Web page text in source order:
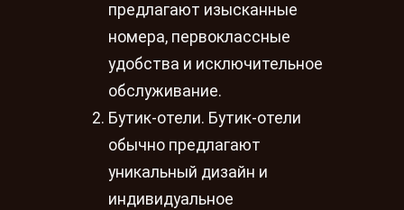
предлагают изысканные
номера, первоклассные
удобства и исключительное
обслуживание.
Бутик-отели. Бутик-отели
обычно предлагают
уникальный дизайн и
индивидуальное